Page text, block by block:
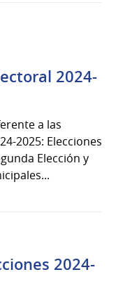
2024-
a las
2025: Elecciones
Elección y
2024-